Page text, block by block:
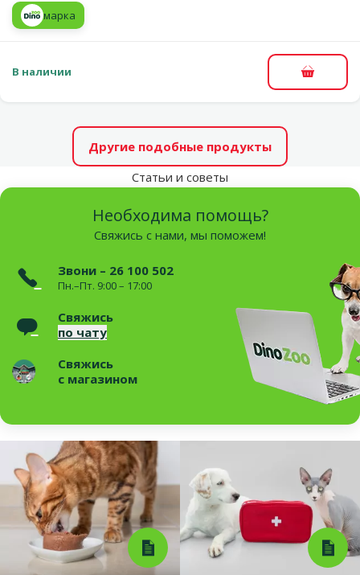
марка
В наличии В
Другие подобные продукты
Статьи и советы
Необходима помощь?
Свяжись с нами, мы поможем!
Звони – 26 100 502
Пн.–Пт. 9:00 – 17:00
Свяжись
по чату
Свяжись
с магазином